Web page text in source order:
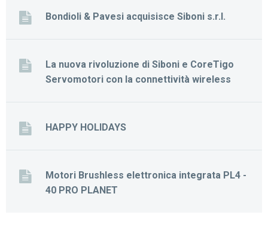
Bondioli & Pavesi acquisisce Siboni s.r.l.
La nuova rivoluzione di Siboni e CoreTigo
Servomotori con la connettività wireless
HAPPY HOLIDAYS
Motori Brushless elettronica integrata PL4 -
40 PRO PLANET